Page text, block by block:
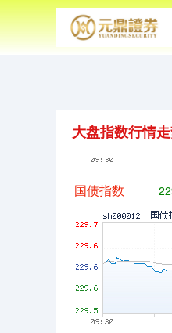
大盘指数行情
基金指数